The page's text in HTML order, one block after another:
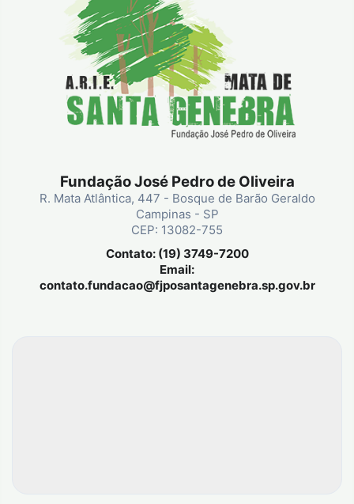
Fundação José Pedro de Oliveira
R. Mata Atlântica, 447 - Bosque de Barão Geraldo
Campinas - SP
CEP: 13082-755
Contato: (19) 3749-7200
Email:
contato.fundacao@fjposantagenebra.sp.gov.br